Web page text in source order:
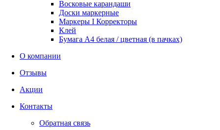
Восковые карандаши
Доски маркерные
Маркеры I Корректоры
Клей
Бумага А4 белая / цветная (в пачках)
О компании
Отзывы
Акции
Контакты
Обратная связь